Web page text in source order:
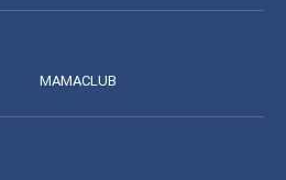
MAMACLUB